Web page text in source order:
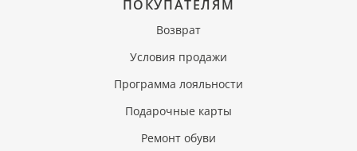
ПОКУПАТЕЛЯМ
Возврат
Условия продажи
Программа лояльности
Подарочные карты
Ремонт обуви